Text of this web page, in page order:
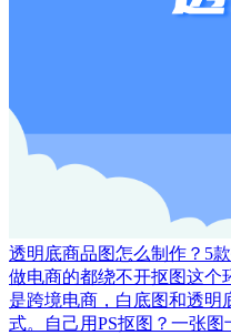
透明底商品图怎么制作？5
做电商的都绕不开抠图这个
是跨境电商，白底图和透明
式。自己用PS抠图？一张